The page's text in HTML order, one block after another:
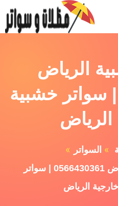
الرياض
0566430361 | سواتر خشبية
الرياض
السواتر
سواتر خشبية الرياض 0566430361 | سواتر
الرياض